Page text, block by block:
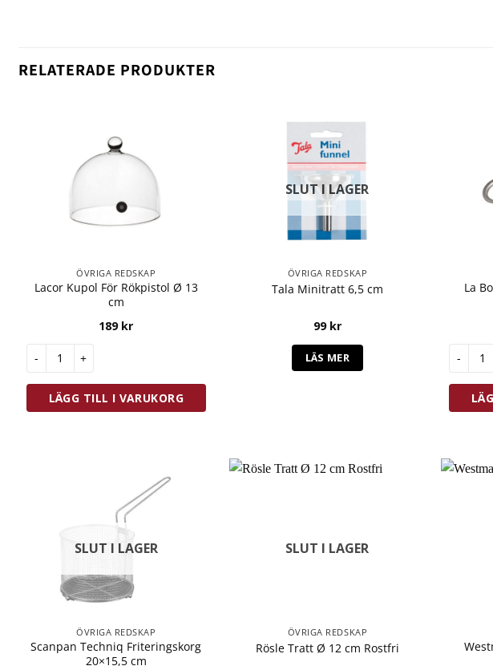
RELATERADE PRODUKTER
ÖVRIGA REDSKAP
Lacor Kupol För Rökpistol Ø 13
cm
189 kr
Lacor Kupol För Rökpistol Ø 13 cm mängd
LÄGG TILL I VARUKORG
SLUT I LAGER
ÖVRIGA REDSKAP
Tala Minitratt 6,5 cm
99 kr
LÄS MER
La
La
SLUT I LAGER
ÖVRIGA REDSKAP
Scanpan Techniq Friteringskorg
20×15,5 cm
SLUT I LAGER
ÖVRIGA REDSKAP
Rösle Tratt Ø 12 cm Rostfri